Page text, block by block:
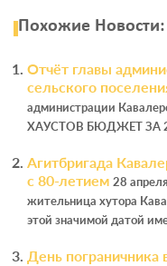
Похожие Новости:
Отчёт главы
сельского
администрации
ХАУСТОВ БЮДЖЕТ ЗА
Агитбригада
с 80‑летием 28
жительница хутора
этой значимой датой
День пограничника